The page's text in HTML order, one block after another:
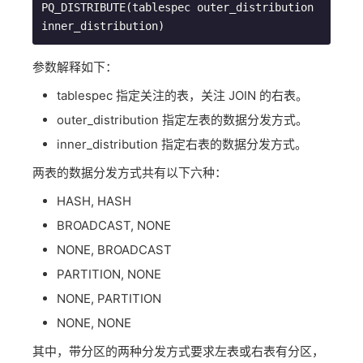
PQ_DISTRIBUTE(tablespec outer_distribution
inner_distribution)
参数解释如下：
tablespec 指定关注的表，关注 JOIN 的右表。
outer_distribution 指定左表的数据分发方式。
inner_distribution 指定右表的数据分发方式。
两表的数据分发方式共有以下六种：
HASH, HASH
BROADCAST, NONE
NONE, BROADCAST
PARTITION, NONE
NONE, PARTITION
NONE, NONE
其中，带分区的两种分发方式要求左表或右表有分区，